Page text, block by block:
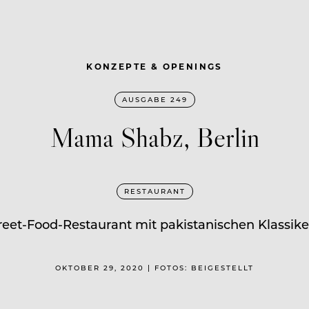
KONZEPTE & OPENINGS
AUSGABE 249
Mama Shabz, Berlin
RESTAURANT
Food-Restaurant mit pakistanischen
OKTOBER 29, 2020 | FOTOS: BEIGESTELLT